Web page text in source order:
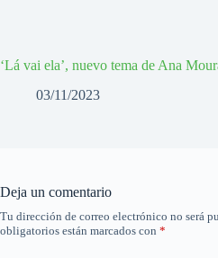
‘Lá vai ela’, nuevo tema de Ana
03/11/2023
Deja un comentario
Tu dirección de correo electrónico no será
obligatorios están marcados con *